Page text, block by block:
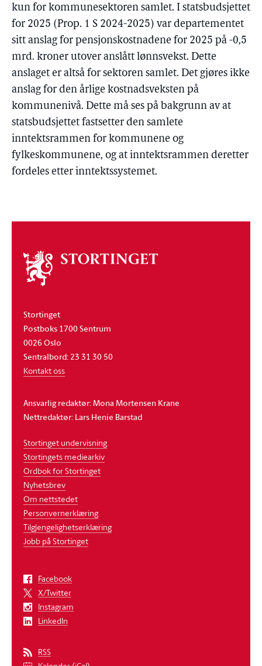
kun for kommunesektoren samlet. I statsbudsjettet
for 2025 (Prop. 1 S 2024-2025) var departementet
sitt anslag for pensjonskostnadene for 2025 på -0,5
mrd. kroner utover anslått lønnsvekst. Dette
anslaget er altså for sektoren samlet. Det gjøres ikke
anslag for den årlige kostnadsveksten på
kommunenivå. Dette må ses på bakgrunn av at
statsbudsjettet fastsetter den samlete
inntektsrammen for kommunene og
fylkeskommunene, og at inntektsrammen deretter
fordeles etter inntektssystemet.
Om
stortinget
Stortinget
Postboks 1700 Sentrum
0026 Oslo
Sentralbord: 23 31 30 50
Kontakt oss
Ansvarlig redaktør: Mona Mortensen Krane
Nettredaktør: Lars Henie Barstad
Stortinget undervisning
Stortingets mediearkiv
Ordbok for Stortinget
Nyhetsbrev
Om nettstedet
Personvernerklæring
Tilgjengelighetserklæring
Jobb på Stortinget
Facebook
X/Twitter
Instagram
LinkedIn
RSS